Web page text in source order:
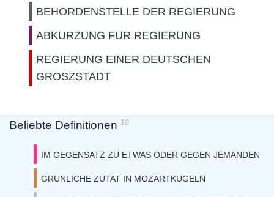
BEHORDENSTELLE DER REGIERUNG
ABKURZUNG FUR REGIERUNG
REGIERUNG EINER DEUTSCHEN
GROSZSTADT
Beliebte Definitionen 10
IM GEGENSATZ ZU ETWAS ODER GEGEN JEMANDEN
GRUNLICHE ZUTAT IN MOZARTKUGELN